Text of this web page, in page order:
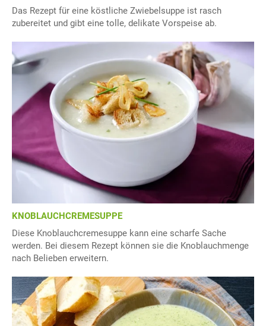
Das Rezept für eine köstliche Zwiebelsuppe ist rasch
zubereitet und gibt eine tolle, delikate Vorspeise ab.
KNOBLAUCHCREMESUPPE
Diese Knoblauchcremesuppe kann eine scharfe Sache
werden. Bei diesem Rezept können sie die Knoblauchmenge
nach Belieben erweitern.